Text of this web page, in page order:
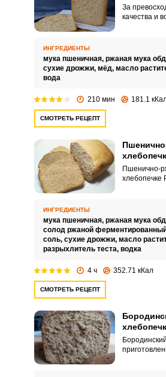
За
качества и
испечь и
хлебопечки
ИНГРЕДИЕНТЫ
мука пшеничная, ржаная мука
сухие дрожжи, мёд, масло
вода
210 мин 181.1
СМОТРЕТЬ РЕЦЕПТ
Пшенично-
хлебопечке
мякиш с
многим
ИНГРЕДИЕНТЫ
мука пшеничная, ржаная мука
солод ржаной
соль, сухие дрожжи, масло
разрыхлитель теста, водка
4 ч 352.71 кКал
СМОТРЕТЬ РЕЦЕПТ